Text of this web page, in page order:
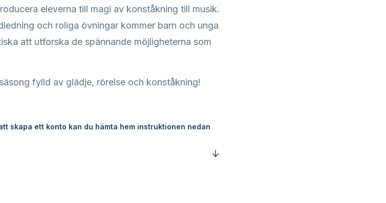
eleverna till magi av konståkning till musik.
och roliga övningar kommer barn och unga
att utforska de spännande möjligheterna som
fylld av glädje, rörelse och konståkning!
skapa ett konto kan du hämta hem instruktionen nedan